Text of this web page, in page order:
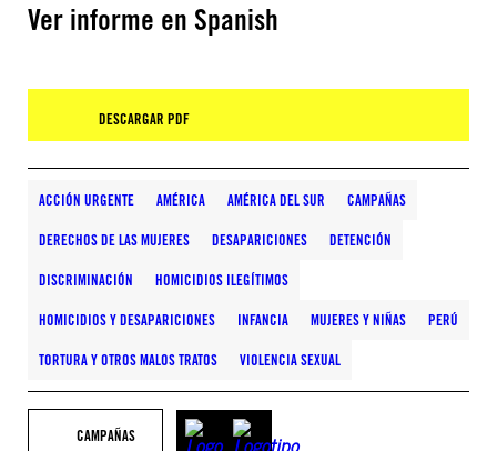
Ver informe en Spanish
DESCARGAR PDF
ACCIÓN URGENTE AMÉRICA AMÉRICA DEL SUR CAMPAÑAS
DERECHOS DE LAS MUJERES DESAPARICIONES DETENCIÓN
DISCRIMINACIÓN HOMICIDIOS ILEGÍTIMOS
HOMICIDIOS Y DESAPARICIONES INFANCIA MUJERES Y NIÑAS PERÚ
TORTURA Y OTROS MALOS TRATOS VIOLENCIA SEXUAL
CAMPAÑAS